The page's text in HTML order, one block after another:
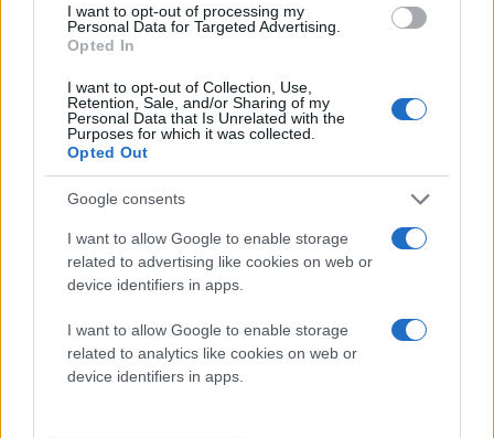
I want to opt-out of processing my
Personal Data for Targeted Advertising.
Opted In
I want to opt-out of Collection, Use,
Retention, Sale, and/or Sharing of my
Personal Data that Is Unrelated with the
Purposes for which it was collected.
Opted Out
Google consents
I want to allow Google to enable storage
related to advertising like cookies on web or
device identifiers in apps.
I want to allow Google to enable storage
related to analytics like cookies on web or
device identifiers in apps.
Χάριν στοBackbone One - PlayStation Edition μπορείς
να παίζεις όλα τα native παιχνίδια Android και iOS,
Remote Play της Sony. Επίσης, η εφαρμογή Backbone
συγκεντρώνει οτιδήποτε αφορά το mobile gaming σε
ένα μέρος και προσφέρει ορισμένα εξτραδάκια, όπως
1 μήνα δωρεάν Google Play Pass ή 1 μήνα δωρεάν στο
Discord Nitro.
Η τιμή τουBackbone One - PlayStation Edition
συσκευές Android ορίστηκε στα $99.99 (όσο και για
τα iPhone δηλαδή).